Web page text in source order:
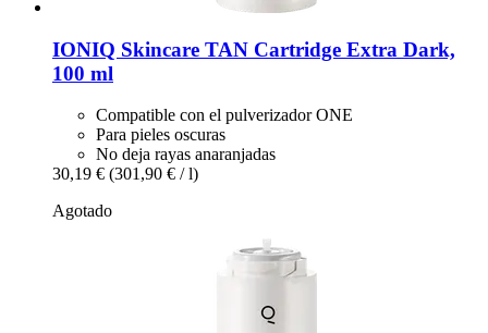
IONIQ Skincare TAN Cartridge Extra Dark,
100 ml
Compatible con el pulverizador ONE
Para pieles oscuras
No deja rayas anaranjadas
30,19 € (301,90 € / l)
Agotado